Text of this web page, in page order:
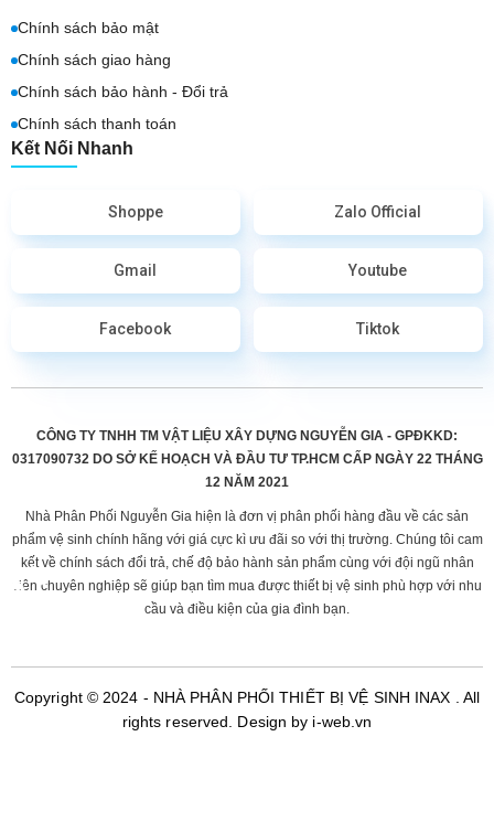
Chính sách bảo mật
Chính sách giao hàng
Chính sách bảo hành - Đổi trả
Chính sách thanh toán
Kết Nối Nhanh
Shoppe Zalo Official
Gmail Youtube
Facebook Tiktok
CÔNG TY TNHH TM VẬT LIỆU XÂY DỰNG NGUYỄN GIA - GPĐKKD:
0317090732 DO SỞ KẾ HOẠCH VÀ ĐẦU TƯ TP.HCM CẤPNGÀY 22 THÁNG
12 NĂM 2021
Nhà Phân Phối Nguyễn Gia hiện là đơn vị phân phối hàng đầu về các sản
phẩm vệ sinh chính hãng với giá cực kì ưu đãi so với thị trường. Chúng tôi cam
kết về chính sách đổi trả, chế độ bảo hành sản phẩm cùng với đội ngũ nhân
viên chuyên nghiệp sẽ giúp bạn tìm mua được thiết bị vệ sinh phù hợp với nhu
cầu và điều kiện của gia đình bạn.
Copyright © 2024 - NHÀ PHÂN PHỐI THIẾT BỊ VỆ SINH INAX . All
rights reserved. Design by i-web.vn